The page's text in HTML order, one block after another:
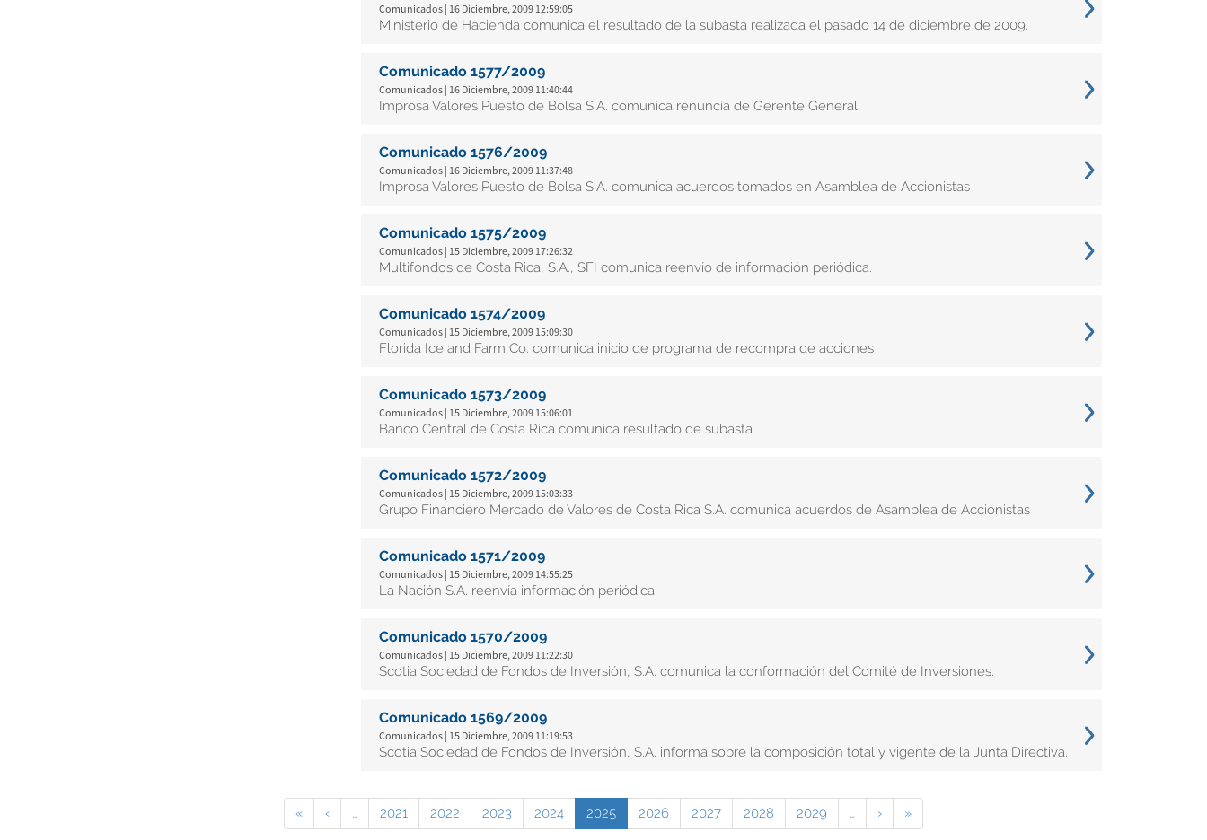
Comunicados | 16 Diciembre, 2009 12:59:05
Ministerio de Hacienda comunica el resultado de la subasta realizada el pasado 14 de diciembre de 2009.
Comunicado 1577/2009
Comunicados | 16 Diciembre, 2009 11:40:44
Improsa Valores Puesto de Bolsa S.A. comunica renuncia de Gerente General
Comunicado 1576/2009
Comunicados | 16 Diciembre, 2009 11:37:48
Improsa Valores Puesto de Bolsa S.A. comunica acuerdos tomados en Asamblea de Accionistas
Comunicado 1575/2009
Comunicados | 15 Diciembre, 2009 17:26:32
Multifondos de Costa Rica, S.A., SFI comunica reenvío de información periódica.
Comunicado 1574/2009
Comunicados | 15 Diciembre, 2009 15:09:30
Florida Ice and Farm Co. comunica inicio de programa de recompra de acciones
Comunicado 1573/2009
Comunicados | 15 Diciembre, 2009 15:06:01
Banco Central de Costa Rica comunica resultado de subasta
Comunicado 1572/2009
Comunicados | 15 Diciembre, 2009 15:03:33
Grupo Financiero Mercado de Valores de Costa Rica S.A. comunica acuerdos de Asamblea de Accionistas
Comunicado 1571/2009
Comunicados | 15 Diciembre, 2009 14:55:25
La Nación S.A. reenvía información periódica
Comunicado 1570/2009
Comunicados | 15 Diciembre, 2009 11:22:30
Scotia Sociedad de Fondos de Inversión, S.A. comunica la conformación del Comité de Inversiones.
Comunicado 1569/2009
Comunicados | 15 Diciembre, 2009 11:19:53
Scotia Sociedad de Fondos de Inversión, S.A. informa sobre la composición total y vigente de la Junta Directiva.
« ‹ … 2021 2022 2023 2024 2025 2026 2027 2028 2029 … › »